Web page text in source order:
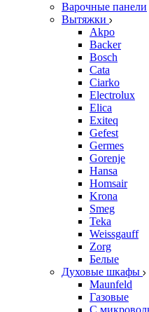
Варочные панели
Вытяжки
Akpo
Backer
Bosch
Cata
Ciarko
Electrolux
Elica
Exiteq
Gefest
Germes
Gorenje
Hansa
Homsair
Krona
Smeg
Teka
Weissgauff
Zorg
Белые
Духовые шкафы
Maunfeld
Газовые
С